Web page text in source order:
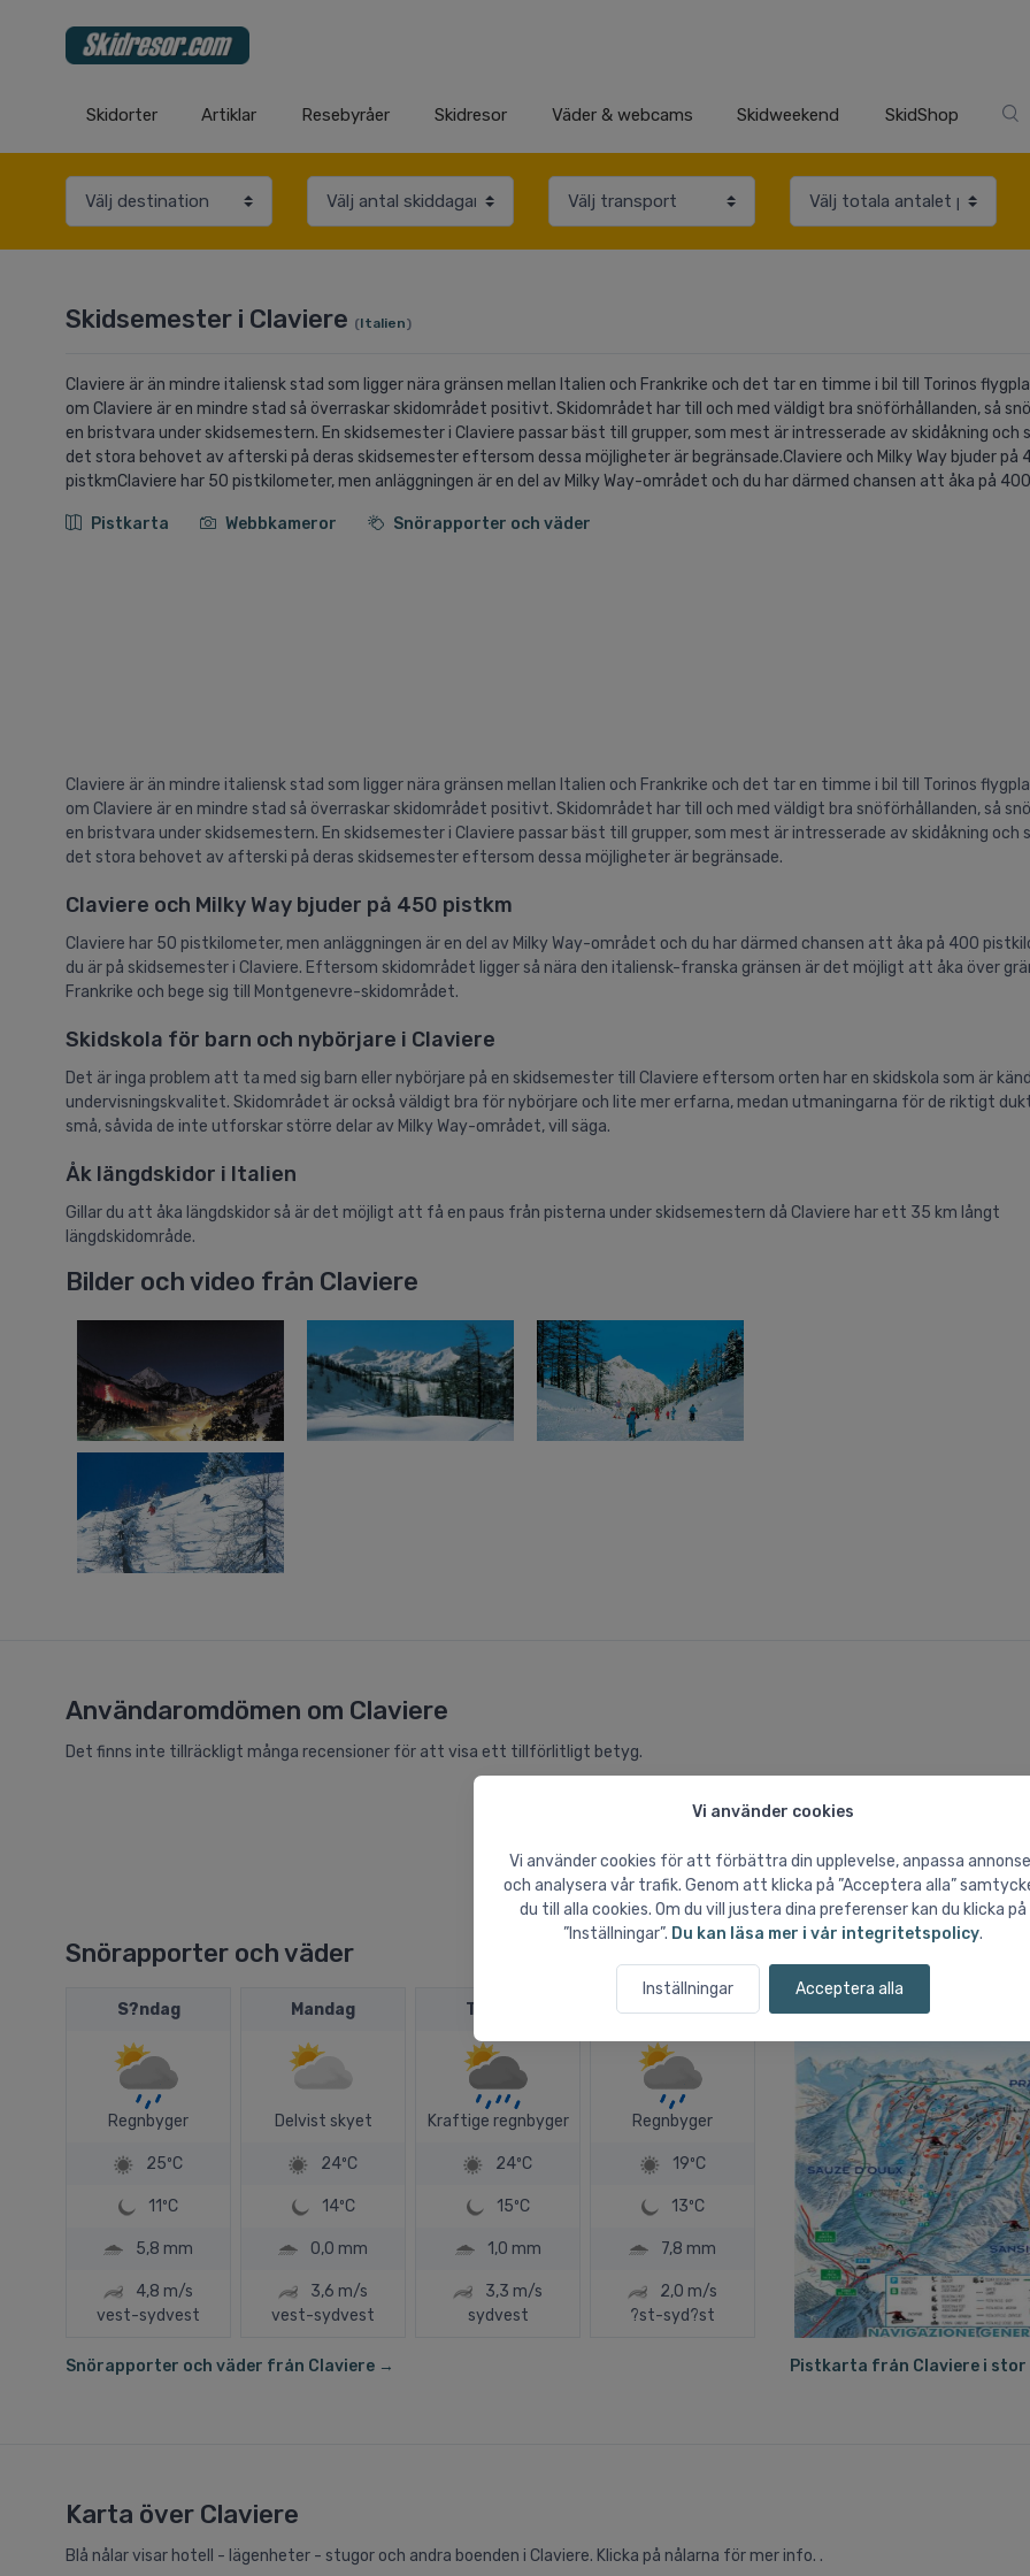
Vi använder cookies
Vi använder cookies för att förbättra din upplevelse, anpassa
och analysera vår trafik. Genom att klicka på ”Acceptera alla”
du till alla cookies. Om du vill justera dina preferenser kan du klicka på
”Inställningar”. Du kan läsa mer i vår integritetspolicy.
Inställningar Acceptera alla
Skidorter Artiklar Resebyråer Skidresor Väder & webcams Skidweekend SkidShop
Skidsemester i Claviere (Italien)
Claviere är än mindre italiensk stad som ligger nära gränsen mellan Italien och Frankrike och det tar en timme i bil till Torinos
om Claviere är en mindre stad så överraskar skidområdet positivt. Skidområdet har till och med väldigt bra snöförhållanden, så
en bristvara under skidsemestern. En skidsemester i Claviere passar bäst till grupper, som mest är intresserade av skidåkning och
det stora behovet av afterski på deras skidsemester eftersom dessa möjligheter är begränsade.Claviere och Milky Way bjuder på
pistkmClaviere har 50 pistkilometer, men anläggningen är en del av Milky Way-området och du har därmed chansen att åka på
Pistkarta Webbkameror Snörapporter och väder
Claviere är än mindre italiensk stad som ligger nära gränsen mellan Italien och Frankrike och det tar en timme i bil till Torinos
om Claviere är en mindre stad så överraskar skidområdet positivt. Skidområdet har till och med väldigt bra snöförhållanden, så
en bristvara under skidsemestern. En skidsemester i Claviere passar bäst till grupper, som mest är intresserade av skidåkning och
det stora behovet av afterski på deras skidsemester eftersom dessa möjligheter är begränsade.
Claviere och Milky Way bjuder på 450 pistkm
Claviere har 50 pistkilometer, men anläggningen är en del av Milky Way-området och du har därmed chansen att åka på 400
du är på skidsemester i Claviere. Eftersom skidområdet ligger så nära den italiensk-franska gränsen är det möjligt att åka över
Frankrike och bege sig till Montgenevre-skidområdet.
Skidskola för barn och nybörjare i Claviere
Det är inga problem att ta med sig barn eller nybörjare på en skidsemester till Claviere eftersom orten har en skidskola som är
undervisningskvalitet. Skidområdet är också väldigt bra för nybörjare och lite mer erfarna, medan utmaningarna för de riktigt
små, såvida de inte utforskar större delar av Milky Way-området, vill säga.
Åk längdskidor i Italien
Gillar du att åka längdskidor så är det möjligt att få en paus från pisterna under skidsemestern då Claviere har ett 35 km långt
längdskidområde.
Bilder och video från Claviere
Användaromdömen om Claviere
Det finns inte tillräckligt många recensioner för att visa ett tillförlitligt betyg.
Snörapporter och väder
S?ndag
Regnbyger
25ºC
11ºC
5,8 mm
4,8 m/s
vest-sydvest
Mandag
Delvist skyet
24ºC
14ºC
0,0 mm
3,6 m/s
vest-sydvest
Tirsdag
Kraftige regnbyger
24ºC
15ºC
1,0 mm
3,3 m/s
sydvest
Onsdag
Regnbyger
19ºC
13ºC
7,8 mm
2,0 m/s
?st-syd?st
Snörapporter och väder från Claviere →
Pistkarta
Pistkarta från Claviere i
Karta över Claviere
Blå nålar visar hotell - lägenheter - stugor och andra boenden i Claviere. Klicka på nålarna för mer info. .